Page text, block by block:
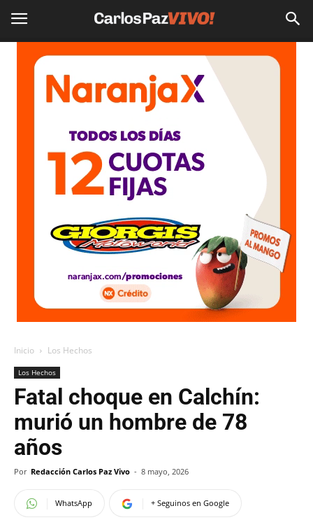
Inicio Los Hechos
Los Hechos
Fatal choque en Calchín:
murió un hombre de 78
años
Por Redacción Carlos Paz Vivo - 8 mayo, 2026
WhatsApp + Seguinos en Google